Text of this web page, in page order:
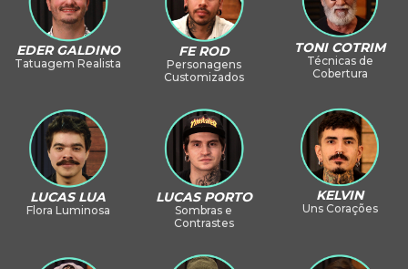
EDER GALDINO
Tatuagem Realista
FE ROD
Personagens
Customizados
TONI COTRIM
Técnicas de
Cobertura
LUCAS LUA
Flora Luminosa
LUCAS PORTO
Sombras e
Contrastes
KELVIN
Uns Corações